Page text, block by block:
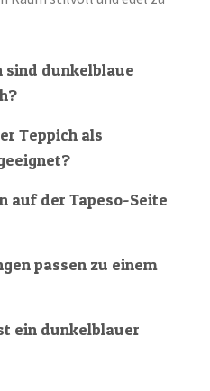
sind dunkelblaue
Teppich als
auf der Tapeso-Seite
passen zu einem
ein dunkelblauer